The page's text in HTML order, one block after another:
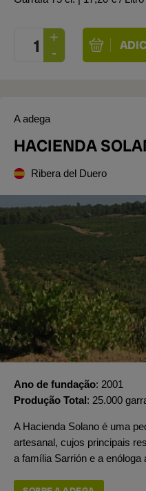
A adega
HACIENDA
Ribera del Duero
Ano de fundação 2001
Produção Total 25.000
A Hacienda Solano é uma
artesanal, cujos principais
a família Sarrión e a enóloga